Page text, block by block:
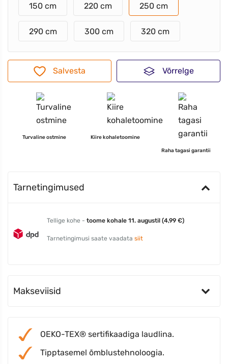
150 cm 220 cm 250 cm
290 cm 300 cm 320 cm
Salvesta Võrrelge
Turvaline ostmine Kiire kohaletoomine
Raha tagasi garantii
Tarnetingimused
Tellige kohe - toome kohale 11. augustil (4,99 €)
Tarnetingimusi saate vaadata siit
Makseviisid
OEKO-TEX® sertifikaadiga laudlina.
Tipptasemel õmblustehnoloogia.